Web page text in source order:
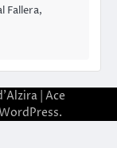
Fallera,
| Ace
.